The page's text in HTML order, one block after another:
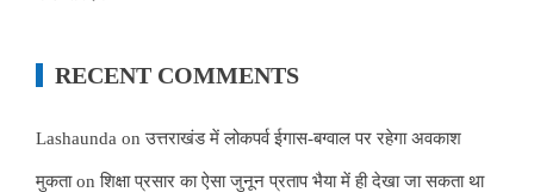
RECENT COMMENTS
Lashaunda onउत्तराखंड में लोकपर्व ईगास-बग्वाल पर रहेगा अवकाश
मुकताonशिक्षा प्रसार का ऐसा जुनून प्रताप भैया में ही देखा जा सकता था